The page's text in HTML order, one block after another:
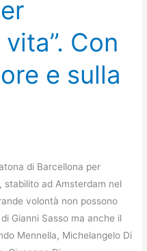
Con
e sulla
di Barcellona per
stabilito ad Amsterdam nel
volontà non possono
Gianni Sasso ma anche il
Mennella, Michelangelo Di